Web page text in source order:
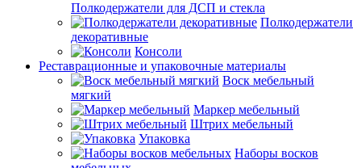
Полкодержатели для ДСП и стекла
Полкодержатели
декоративные
Консоли
Реставрационные и упаковочные материалы
Воск мебельный
мягкий
Маркер мебельный
Штрих мебельный
Упаковка
Наборы восков